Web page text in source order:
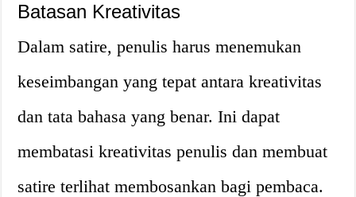
Batasan Kreativitas
Dalam satire, penulis harus menemukan
keseimbangan yang tepat antara kreativitas
dan tata bahasa yang benar. Ini dapat
membatasi kreativitas penulis dan membuat
satire terlihat membosankan bagi pembaca.